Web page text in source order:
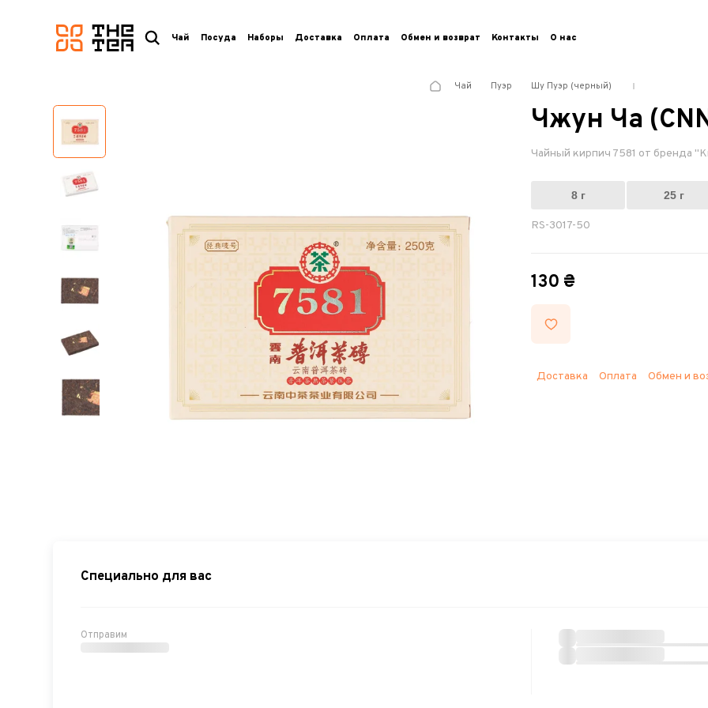
логотип
Чай Посуда Наборы Доставка Оплата Обмен и возврат Контакты О нас
Чай Пуэр Шу Пуэр (черный)
Чжун Ча
Чайный кирпич 7581 от бренда
8 г 25 г
RS-3017-50
130 ₴
Доставка Оплата Обмен и
Специально для вас
Отправим